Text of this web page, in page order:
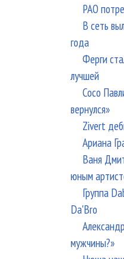
РАО
В сеть
года
Ферги
лучшей
Сосо
вернулся»
Zivert
Ариана
Ваня
юным
Группа
Da'Bro
мужчины?»